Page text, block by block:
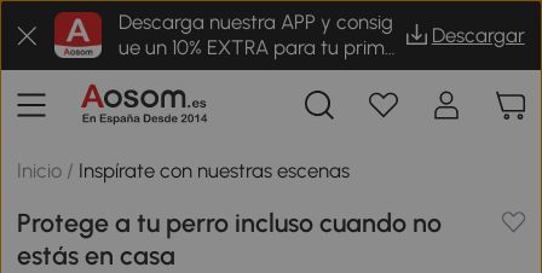
Descarga nuestra APP y consig
ue un 10% EXTRA para tu prime
r pedido
Descargar
Inicio / Inspírate con nuestras escenas
Protege a tu perro incluso cuando no
estás en casa